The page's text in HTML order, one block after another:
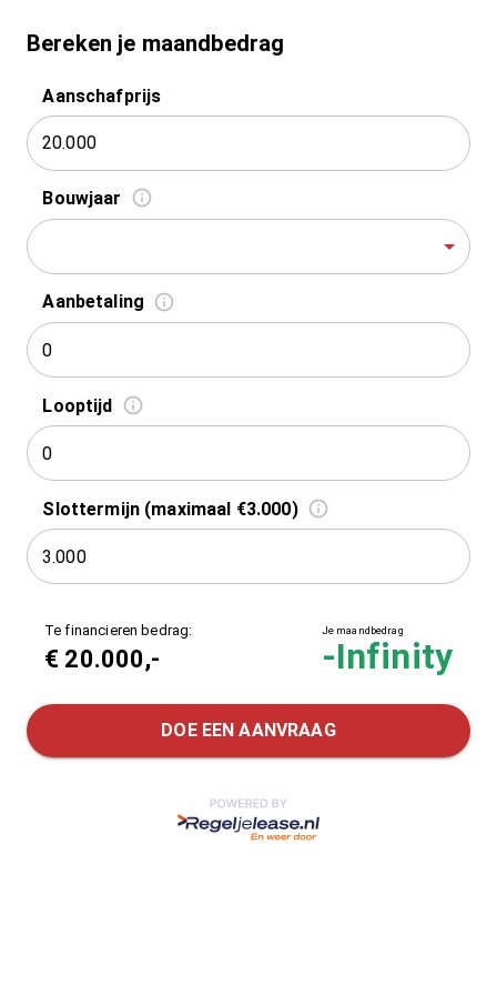
Bereken je maandbedrag
Aanschafprijs
Bouwjaar
Aanbetaling
Looptijd
Slottermijn (maximaal €3.000)
Te financieren bedrag:
€ 20.000,-
Je maandbedrag
-Infinity
DOE EEN AANVRAAG